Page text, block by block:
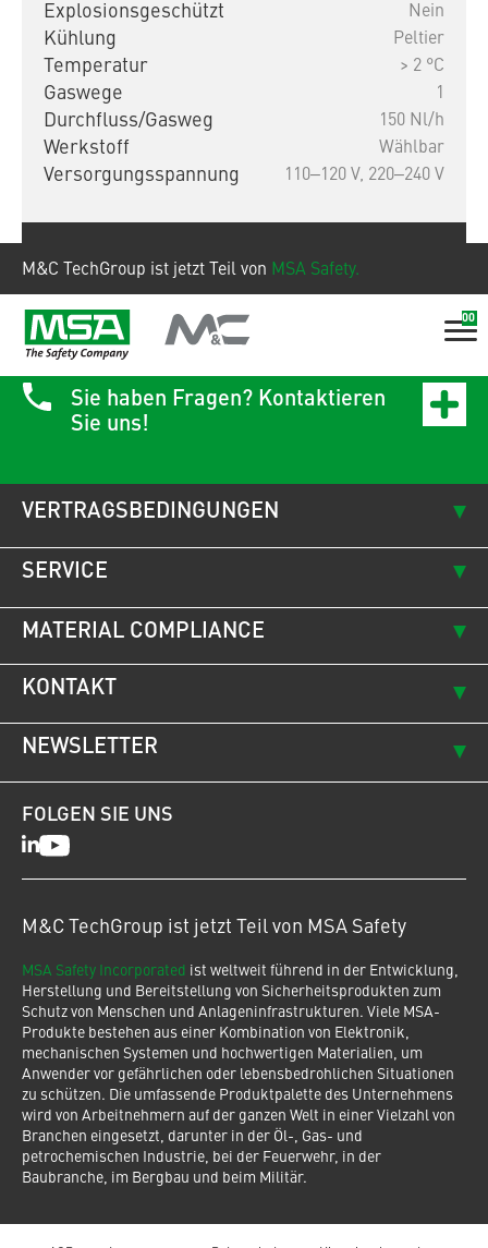
M&C TechGroup ist jetzt Teil von MSA Safety.
00
Explosionsgeschützt Nein
Kühlung Peltier
Temperatur > 2 °C
Gaswege 1
Durchfluss/Gasweg 150 Nl/h
Werkstoff Wählbar
Versorgungsspannung 110‒120 V, 220‒240 V
Sie haben Fragen? Kontaktieren
Sie uns!
VERTRAGSBEDINGUNGEN
KONTAKT
NEWSLETTER
SERVICE
MATERIAL COMPLIANCE
FOLGEN SIE UNS
LinkedIn
Youtube
M&C TechGroup ist jetzt Teil von MSA Safety
MSA Safety Incorporated ist weltweit führend in der Entwicklung,
Herstellung und Bereitstellung von Sicherheitsprodukten zum
Schutz von Menschen und Anlageninfrastrukturen. Viele MSA-
Produkte bestehen aus einer Kombination von Elektronik,
mechanischen Systemen und hochwertigen Materialien, um
Anwender vor gefährlichen oder lebensbedrohlichen Situationen
zu schützen. Die umfassende Produktpalette des Unternehmens
wird von Arbeitnehmern auf der ganzen Welt in einer Vielzahl von
Branchen eingesetzt, darunter in der Öl-, Gas- und
petrochemischen Industrie, bei der Feuerwehr, in der
Baubranche, im Bergbau und beim Militär.